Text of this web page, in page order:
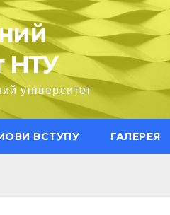
НТУ
університет
ВСТУПУ ГАЛЕРЕЯ